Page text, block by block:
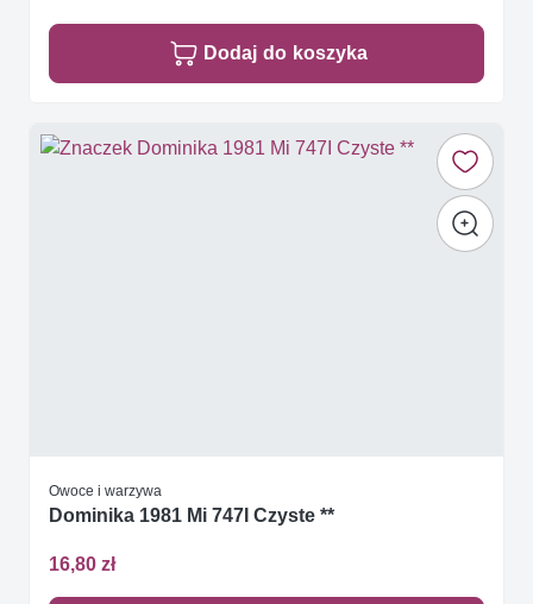
Dodaj do koszyka
Owoce i warzywa
Dominika 1981 Mi 747I Czyste **
16,80 zł